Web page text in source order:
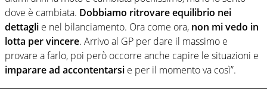
dove è cambiata. Dobbiamo ritrovare equilibrio nei
dettagli e nel bilanciamento. Ora come ora, non mi vedo in
lotta per vincere. Arrivo al GP per dare il massimo e
provare a farlo, poi però occorre anche capire le situazioni e
imparare ad accontentarsi e per il momento va così”.